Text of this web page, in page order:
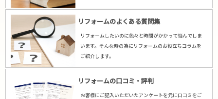
リフォームのよくある質問集
リフォームしたいのに色々と時間がかかって悩んでしま
います。そんな時の為にリフォームのお役立ちコラムを
ご紹介します。
リフォームの口コミ・評判
お客様にご記入いただいたアンケートを元に口コミをご